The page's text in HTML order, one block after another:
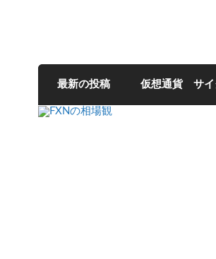
FXNの相場
最新の投稿 仮想通貨 サイ